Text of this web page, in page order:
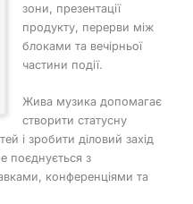
зони, презентації
продукту, перерви між
блоками та вечірньої
частини події.
Жива музика допомагає
створити статусну
і зробити діловий захід
поєднується з
конференціями та